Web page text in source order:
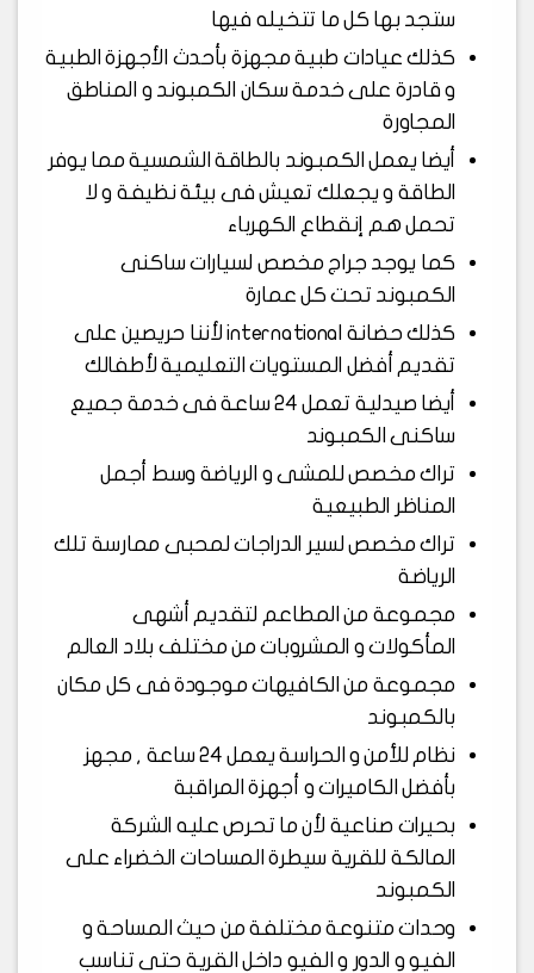
ستجد بها كل ما تتخيله فيها
كذلك عيادات طبية مجهزة بأحدث الأجهزة الطبية
و قادرة على خدمة سكان الكمبوند و المناطق
المجاورة
أيضا يعمل الكمبوند بالطاقة الشمسية مما يوفر
الطاقة و يجعلك تعيش فى بيئة نظيفة و لا
تحمل هم إنقطاع الكهرباء
كما يوجد جراج مخصص لسيارات ساكنى
الكمبوند تحت كل عمارة
كذلك حضانة international لأننا حريصين على
تقديم أفضل المستويات التعليمية لأطفالك
أيضا صيدلية تعمل 24 ساعة فى خدمة جميع
ساكنى الكمبوند
تراك مخصص للمشى و الرياضة وسط أجمل
المناظر الطبيعية
تراك مخصص لسير الدراجات لمحبى ممارسة تلك
الرياضة
مجموعة من المطاعم لتقديم أشهى
المأكولات و المشروبات من مختلف بلاد العالم
مجموعة من الكافيهات موجودة فى كل مكان
بالكمبوند
نظام للأمن و الحراسة يعمل 24 ساعة , مجهز
بأفضل الكاميرات و أجهزة المراقبة
بحيرات صناعية لأن ما تحرص عليه الشركة
المالكة للقرية سيطرة المساحات الخضراء على
الكمبوند
وحدات متنوعة مختلفة من حيث المساحة و
الفيو و الدور و الفيو داخل القرية حتى تناسب